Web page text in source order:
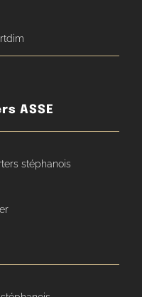
ASSE
stéphanois